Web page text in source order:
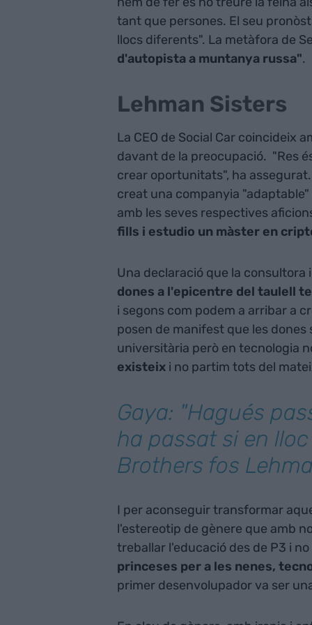
tant que persones. El seu
llocs diferents". La metàfora de
d'autopista a muntanya russa".
Lehman Sisters
La CEO de Social Car coincideix
davant de la preocupació. "Res
crear oportunitats", ha
creat una companyia
amb les seves respectives
fills i estudio un màster en
Una declaració que la consultora
dones a l'epicentre del taulell
i segons com podem a arribar a
posen de manifest que les
universitària però en tecnologia
existeixi no partim tots del
Gaya: "Hagués
ha passat si en
Brothers fos
I per aconseguir transformar
l'estereotip de gènere que amb
treballar l'educació des de P3 i no
princeses per a les nenes,
primer desenvolupador va ser